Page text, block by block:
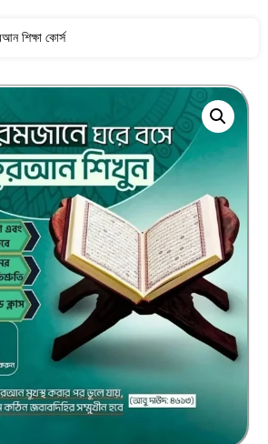
শিক্ষা কোর্স